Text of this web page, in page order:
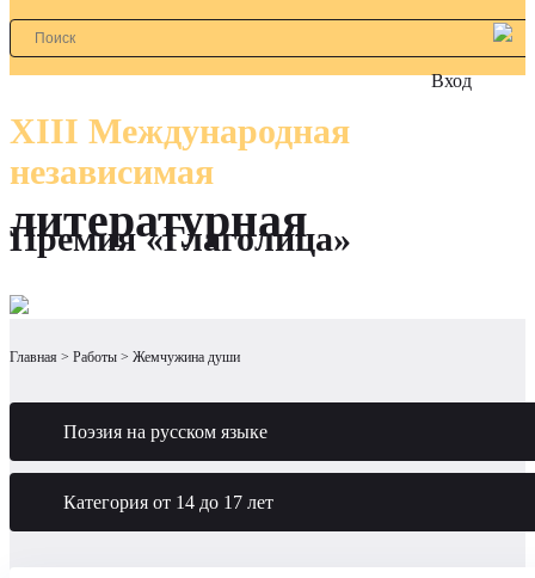
Вход
XIII Международная
независимая
литературная
Премия «Глаголица»
Главная Работы Жемчужина души
Поэзия на русском языке
Категория от 14 до 17 лет